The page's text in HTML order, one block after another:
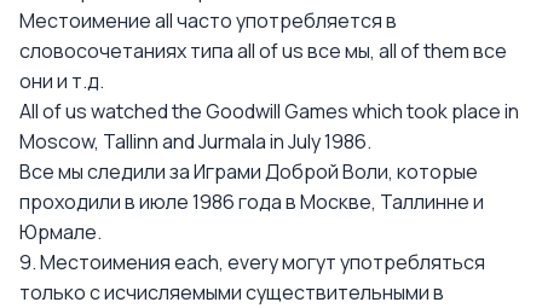
Местоимение all часто употребляется в
словосочетаниях типа all of us все мы, all of them все
они и т.д.
All of us watched the Goodwill Games which took place in
Moscow, Tallinn and Jurmala in July 1986.
Все мы следили за Играми Доброй Воли, которые
проходили в июле 1986 года в Москве, Таллинне и
Юрмале.
9. Местоимения each, every могут употребляться
только с исчисляемыми существительными в